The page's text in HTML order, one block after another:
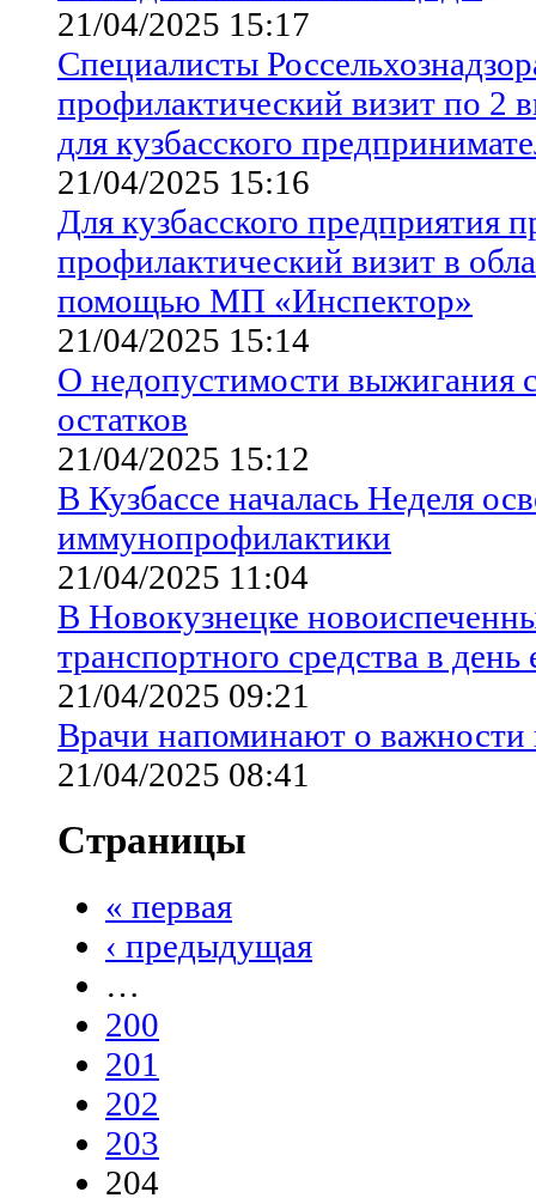
21/04/2025 15:17
Специалисты
профилактический визит по 2
для кузбасского
21/04/2025 15:16
Для кузбасского предприятия
профилактический визит в
помощью МП «Инспектор»
21/04/2025 15:14
О недопустимости выжигания
остатков
21/04/2025 15:12
В Кузбассе началась Неделя
иммунопрофилактики
21/04/2025 11:04
В Новокузнецке
транспортного средства в день
21/04/2025 09:21
Врачи напоминают о
21/04/2025 08:41
Страницы
« первая
‹ предыдущая
…
200
201
202
203
204